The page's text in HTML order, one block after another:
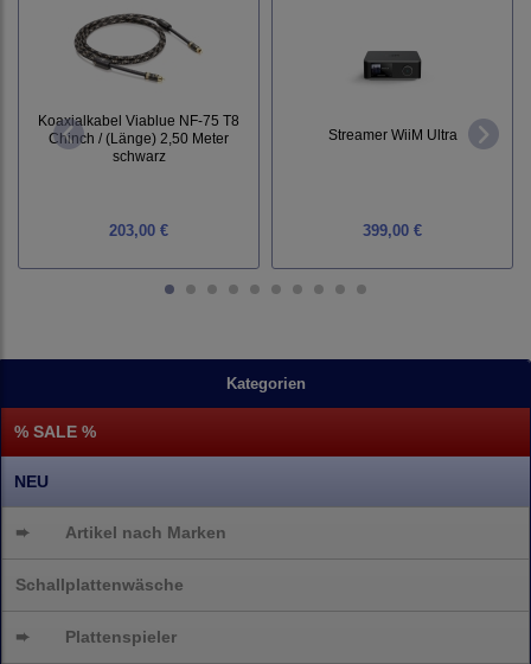
Kategorien
% SALE %
NEU
➨ Artikel nach Marken
Schallplattenwäsche
➨ Plattenspieler
Koaxialkabel Viablue NF-75 T8
Chinch / (Länge) 2,50 Meter
schwarz
203,00 €
Streamer WiiM Ultra
399,00 €